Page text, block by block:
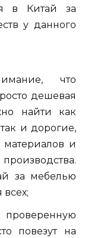
в Китай за
у данного
что
дешевая
найти как
и дорогие,
материалов и
за мебелью
повезут на